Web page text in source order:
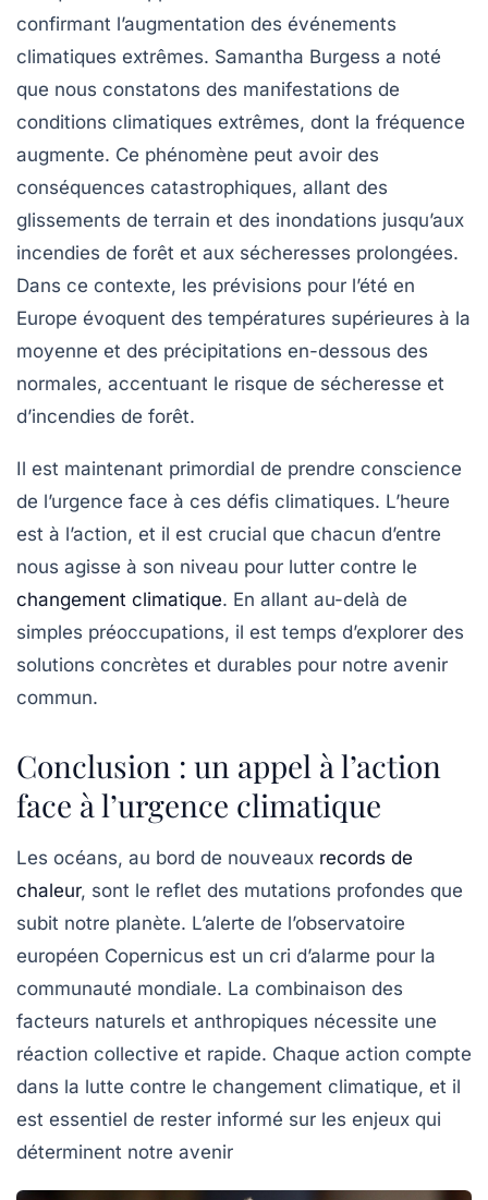
confirmant l’augmentation des événements
climatiques extrêmes. Samantha Burgess a noté
que nous constatons des manifestations de
conditions climatiques extrêmes, dont la fréquence
augmente. Ce phénomène peut avoir des
conséquences catastrophiques, allant des
glissements de terrain et des inondations jusqu’aux
incendies de forêt et aux sécheresses prolongées.
Dans ce contexte, les prévisions pour l’été en
Europe évoquent des températures supérieures à la
moyenne et des précipitations en-dessous des
normales, accentuant le risque de sécheresse et
d’incendies de forêt.
Il est maintenant primordial de prendre conscience
de l’urgence face à ces défis climatiques. L’heure
est à l’action, et il est crucial que chacun d’entre
nous agisse à son niveau pour lutter contre le
changement climatique. En allant au-delà de
simples préoccupations, il est temps d’explorer des
solutions concrètes et durables pour notre avenir
commun.
Conclusion : un appel à l’action
face à l’urgence climatique
Les océans, au bord de nouveaux records de
chaleur, sont le reflet des mutations profondes que
subit notre planète. L’alerte de l’observatoire
européen Copernicus est un cri d’alarme pour la
communauté mondiale. La combinaison des
facteurs naturels et anthropiques nécessite une
réaction collective et rapide. Chaque action compte
dans la lutte contre le changement climatique, et il
est essentiel de rester informé sur les enjeux qui
déterminent notre avenir